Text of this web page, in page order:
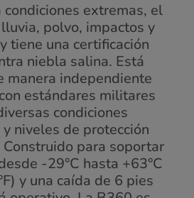
extremas, el
polvo, impactos y
tiene una certificación
niebla salina. Está
manera independiente
estándares militares
condiciones
niveles de protección
para soportar
-29°C hasta +63°C
y una caída de 6 pies